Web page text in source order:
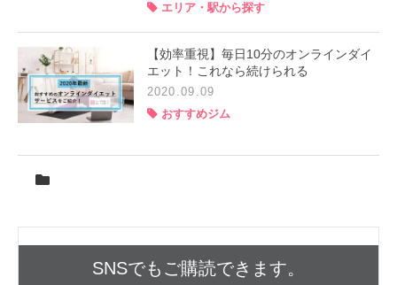
エリア・駅から探す
【効率重視】毎日10分のオンラインダイ
エット！これなら続けられる
2020.09.09
おすすめジム
SNSでもご購読できます。